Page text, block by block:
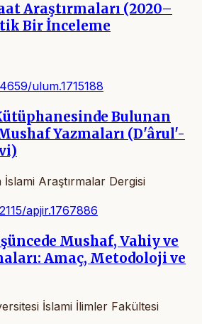
Araştırmaları (2020–
Bir İnceleme
ulum.1715188
Bulunan
Yazmaları (D'ârul'-
Araştırmalar Dergisi
apjir.1767886
Mushaf, Vahiy ve
Amaç, Metodoloji ve
İslami İlimler Fakültesi